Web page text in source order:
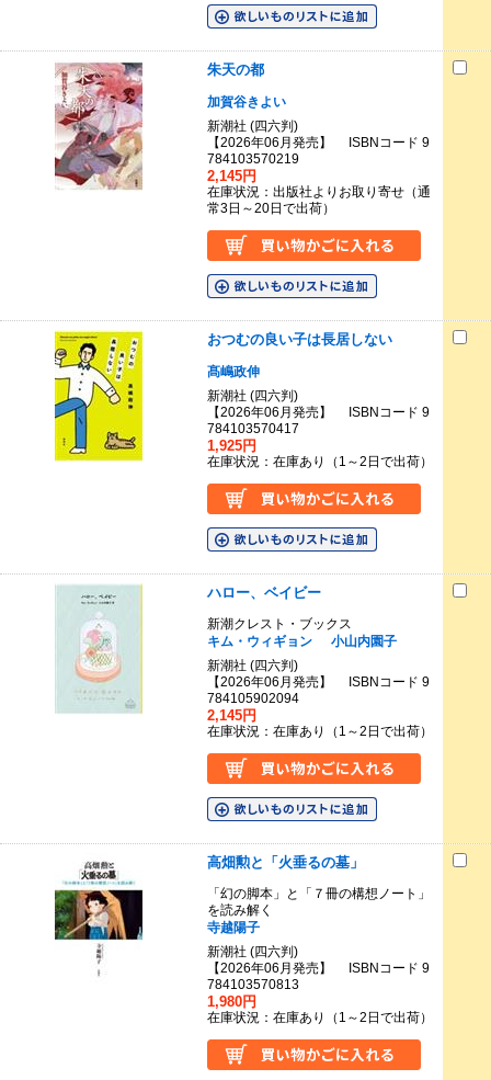
朱天の都
加賀谷きよい
新潮社 (四六判)
【2026年06月発売】 ISBNコード 9
784103570219
2,145円
在庫状況：出版社よりお取り寄せ（通
常3日～20日で出荷）
おつむの良い子は長居しない
髙嶋政伸
新潮社 (四六判)
【2026年06月発売】 ISBNコード 9
784103570417
1,925円
在庫状況：在庫あり（1～2日で出荷）
ハロー、ベイビー
新潮クレスト・ブックス
キム・ウィギョン
小山内園子
新潮社 (四六判)
【2026年06月発売】 ISBNコード 9
784105902094
2,145円
在庫状況：在庫あり（1～2日で出荷）
高畑勲と「火垂るの墓」
「幻の脚本」と「７冊の構想ノート」
を読み解く
寺越陽子
新潮社 (四六判)
【2026年06月発売】 ISBNコード 9
784103570813
1,980円
在庫状況：在庫あり（1～2日で出荷）